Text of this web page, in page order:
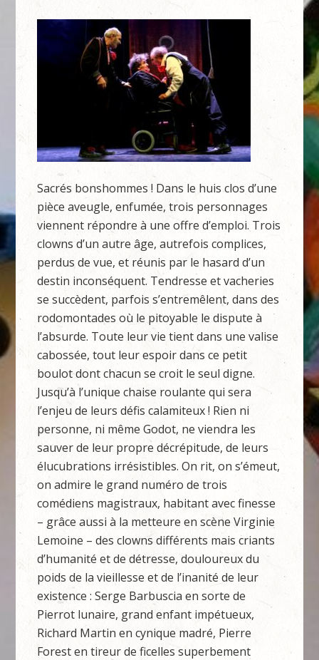
Sacrés bonshommes ! Dans le huis clos d’une
pièce aveugle, enfumée, trois personnages
viennent répondre à une offre d’emploi. Trois
clowns d’un autre âge, autrefois complices,
perdus de vue, et réunis par le hasard d’un
destin inconséquent. Tendresse et vacheries
se succèdent, parfois s’entremêlent, dans des
rodomontades où le pitoyable le dispute à
l’absurde. Toute leur vie tient dans une valise
cabossée, tout leur espoir dans ce petit
boulot dont chacun se croit le seul digne.
Jusqu’à l’unique chaise roulante qui sera
l’enjeu de leurs défis calamiteux ! Rien ni
personne, ni même Godot, ne viendra les
sauver de leur propre décrépitude, de leurs
élucubrations irrésistibles. On rit, on s’émeut,
on admire le grand numéro de trois
comédiens magistraux, habitant avec finesse
– grâce aussi à la metteure en scène Virginie
Lemoine – des clowns différents mais criants
d’humanité et de détresse, douloureux du
poids de la vieillesse et de l’inanité de leur
existence : Serge Barbuscia en sorte de
Pierrot lunaire, grand enfant impétueux,
Richard Martin en cynique madré, Pierre
Forest en tireur de ficelles superbement